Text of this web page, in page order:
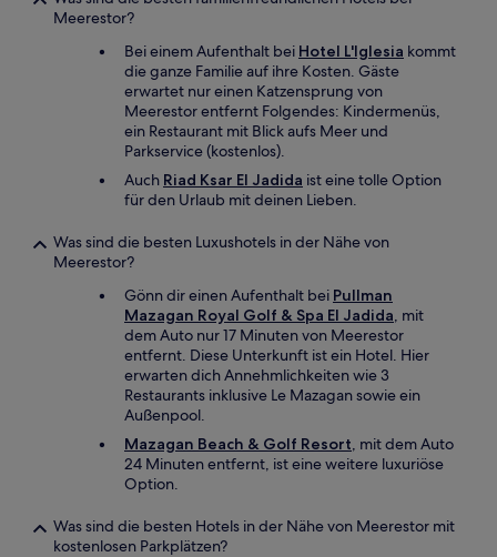
Meerestor?
Bei einem Aufenthalt bei Hotel L'Iglesia kommt
die ganze Familie auf ihre Kosten. Gäste
erwartet nur einen Katzensprung von
Meerestor entfernt Folgendes: Kindermenüs,
ein Restaurant mit Blick aufs Meer und
Parkservice (kostenlos).
Auch Riad Ksar El Jadida ist eine tolle Option
für den Urlaub mit deinen Lieben.
Was sind die besten Luxushotels in der Nähe von
Meerestor?
Gönn dir einen Aufenthalt bei Pullman
Mazagan Royal Golf & Spa El Jadida, mit
dem Auto nur 17 Minuten von Meerestor
entfernt. Diese Unterkunft ist ein Hotel. Hier
erwarten dich Annehmlichkeiten wie 3
Restaurants inklusive Le Mazagan sowie ein
Außenpool.
Mazagan Beach & Golf Resort, mit dem Auto
24 Minuten entfernt, ist eine weitere luxuriöse
Option.
Was sind die besten Hotels in der Nähe von Meerestor mit
kostenlosen Parkplätzen?